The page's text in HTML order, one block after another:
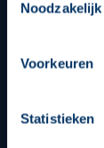
op een
beheren op
Noodzakelijk
Voorkeuren
Statistieken